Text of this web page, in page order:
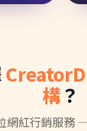
構？
網紅行銷服務